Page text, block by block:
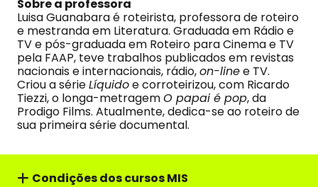
Sobre a professora
Luisa Guanabara é roteirista, professora de roteiro
e mestranda em Literatura. Graduada em Rádio e
TV e pós-graduada em Roteiro para Cinema e TV
pela FAAP, teve trabalhos publicados em revistas
nacionais e internacionais, rádio,on-linee TV.
Criou a sérieLíquidoe corroteirizou, com Ricardo
Tiezzi, o longa-metragemO papai é pop, da
Prodigo Films. Atualmente, dedica-se ao roteiro de
sua primeira série documental.
Condições dos cursos MIS